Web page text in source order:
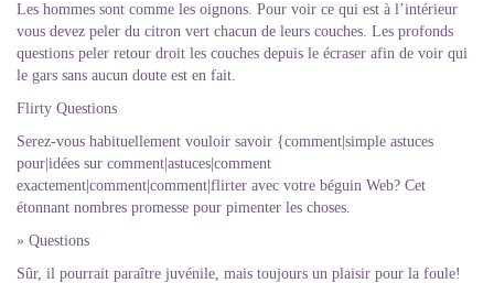
Les hommes sont comme les oignons. Pour voir ce qui est à l’intérieur
vous devez peler du citron vert chacun de leurs couches. Les profonds
questions peler retour droit les couches depuis le écraser afin de voir qui
le gars sans aucun doute est en fait.
Flirty Questions
Serez-vous habituellement vouloir savoir {comment|simple astuces
pour|idées sur comment|astuces|comment
exactement|comment|comment|flirter avec votre béguin Web? Cet
étonnant nombres promesse pour pimenter les choses.
» Questions
Sûr, il pourrait paraître juvénile, mais toujours un plaisir pour la foule!